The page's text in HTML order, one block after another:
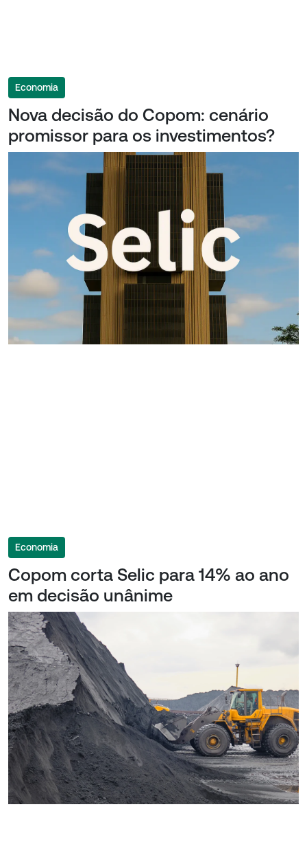
Economia
Nova decisão do Copom: cenário
promissor para os investimentos?
Economia
Copom corta Selic para 14% ao ano
em decisão unânime